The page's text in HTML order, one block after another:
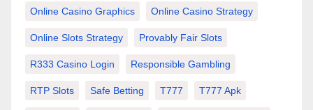
Online Casino Graphics Online Casino Strategy
Online Slots Strategy Provably Fair Slots
R333 Casino Login Responsible Gambling
RTP Slots Safe Betting T777 T777 Apk